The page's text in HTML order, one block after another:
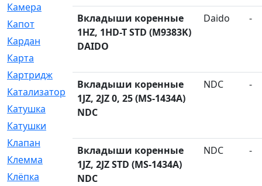
Камера
[4]
Капот
[144]
Кардан
[131]
Карта
Картридж
[250]
Катализатор
[1]
Катушка
Катушки
Клапан
[375]
Клемма
[5]
Клёпка
Вкладыши коренные
1HZ, 1HD-T STD (M9383K)
DAIDO
Daido -
Вкладыши коренные
1JZ, 2JZ 0, 25 (MS-1434A)
NDC
NDC -
Вкладыши коренные
1JZ, 2JZ STD (MS-1434A)
NDC
NDC -